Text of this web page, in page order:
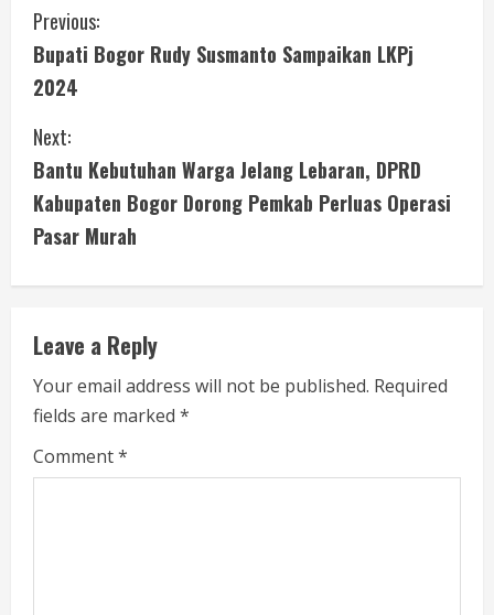
C
o
n
t
i
n
e
R
e
a
Previous:
Bupati Bogor Rudy Susmanto Sampaikan LKPj
2024
Next:
Bantu Kebutuhan Warga Jelang Lebaran, DPRD
Kabupaten Bogor Dorong Pemkab Perluas Operasi
Pasar Murah
Leave a Reply
Your email address will not be published. Required
fields are marked *
Comment*